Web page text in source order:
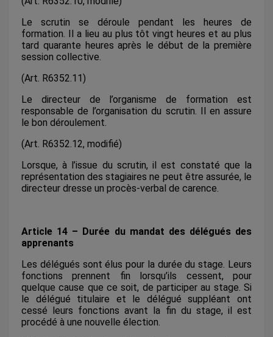
Le scrutin se déroule pendant les heures de
formation. Il a lieu au plus tôt vingt heures et au plus
tard quarante heures après le début de la première
session collective.
(Art. R6352.11)
Le directeur de l’organisme de formation est
responsable de l’organisation du scrutin. Il en assure
le bon déroulement.
(Art. R6352.12, modifié)
Lorsque, à l’issue du scrutin, il est constaté que la
représentation des stagiaires ne peut être assurée, le
directeur dresse un procès-verbal de carence.
Article 14 – Durée du mandat des délégués des
apprenants
Les délégués sont élus pour la durée du stage. Leurs
fonctions prennent fin lorsqu’ils cessent, pour
quelque cause que ce soit, de participer au stage. Si
le délégué titulaire et le délégué suppléant ont
cessé leurs fonctions avant la fin du stage, il est
procédé à une nouvelle élection.